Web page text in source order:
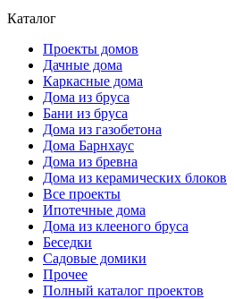
Каталог
Проекты домов
Дачные дома
Каркасные дома
Дома из бруса
Бани из бруса
Дома из газобетона
Дома Барнхаус
Дома из бревна
Дома из керамических блоков
Все проекты
Ипотечные дома
Дома из клееного бруса
Беседки
Садовые домики
Прочее
Полный каталог проектов